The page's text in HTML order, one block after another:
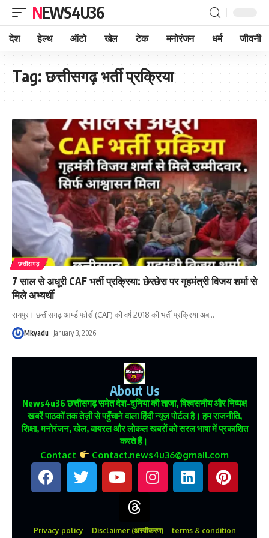
NEWS4U36
देश हेल्थ ऑटो खेल टेक मनोरंजन धर्म जीवनी
Tag:छत्तीसगढ़ भर्ती प्रक्रिया
छत्तीसगढ़
7 साल से अधूरी CAF भर्ती प्रक्रिया: छेरछेरा पर गृहमंत्री विजय शर्मा से
मिले अभ्यर्थी
रायपुर। छत्तीसगढ़ आर्म्ड फोर्स (CAF) की वर्ष 2018 की भर्ती प्रक्रिया अब…
Mkyadu January 3, 2026
About Us
News4u36छत्तीसगढ़ समेत देश-दुनिया की ताजा, विश्वसनीय और निष्पक्ष
खबरें पाठकों तक तेज़ी से पहुँचाने वाला हिंदी न्यूज़ पोर्टल है। हम राजनीति,
शिक्षा, मनोरंजन, खेल, वायरल और लोकल खबरों को सरल भाषा में प्रकाशित
करते हैं।
Contact Contact.news4u36@gmail.com
Privacy policy Disclaimer (अस्वीकरण) terms & condition